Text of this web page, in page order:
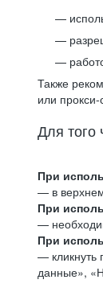
Также
или
Для того
При
— в
При
—
При
— кликнуть
данные»,